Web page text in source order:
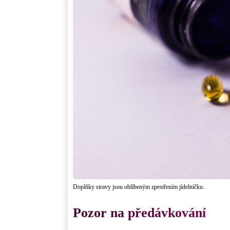
Doplňky stravy jsou oblíbeným zpestřením jídelníčku.
Pozor na předávkování